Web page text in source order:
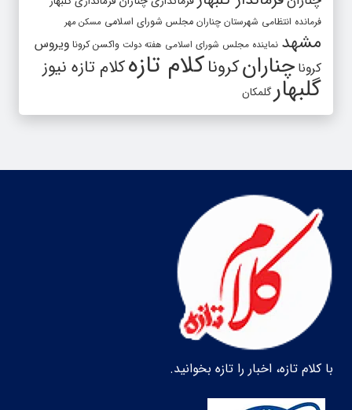
فرمانده انتظامی شهرستان چناران مجلس شورای اسلامی مسکن مهر
مشهد نماینده مجلس شورای اسلامی هفته دولت واکسن کرونا ویروس
کرونا چنارانکروناکلام تازهکلام تازه نیوز
گلبهار گلمکان
با کلام تازه، اخبار را تازه بخوانید.